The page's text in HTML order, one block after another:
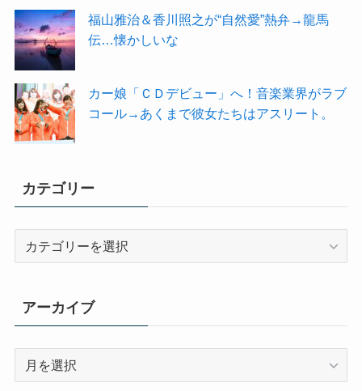
福山雅治＆香川照之が“自然愛”熱弁→龍馬
伝…懐かしいな
カー娘「ＣＤデビュー」へ！音楽業界がラブ
コール→あくまで彼女たちはアスリート。
カテゴリー
リ
ー
アーカイブ